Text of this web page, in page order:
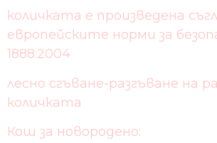
количката е произведена
европейските норми за
1888:2004
лесно сгъване-разгъване на
количката
Кош за новородено: